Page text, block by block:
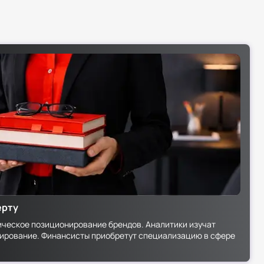
обучения
спорта
позиционирование брендов. Аналитики изучат
Финансисты приобретут специализацию в сфере